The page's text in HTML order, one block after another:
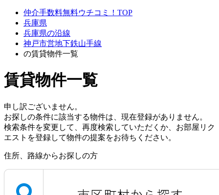
仲介手数料無料ウチコミ！TOP
兵庫県
兵庫県の沿線
神戸市営地下鉄山手線
の賃貸物件一覧
賃貸物件一覧
申し訳ございません。
お探しの条件に該当する物件は、現在登録がありません。
検索条件を変更して、再度検索していただくか、お部屋リク
エストを登録して物件の提案をお待ちください。
住所、路線からお探しの方